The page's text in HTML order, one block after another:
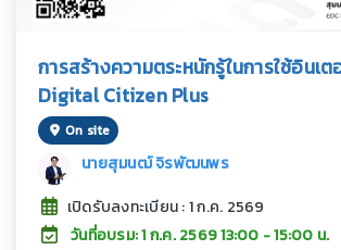
การสร้างความตระหนักรู้ในการใช้อินเต
Digital Citizen Plus
On site
นายสุมนฒ์ จิรพัฒนพร
เปิดรับลงทะเบียน : 1 ก.ค. 2569
วันที่อบรม: 1 ก.ค. 2569 13:00 - 15:00 น.